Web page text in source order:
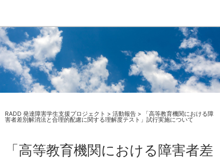
RADD 発達障害学生支援プロジェクト > 活動報告 >
「高等教育機関における障
害者差別解消法と合理的配慮に関する理解度テスト」試行実施について
「高等教育機関における障害者差